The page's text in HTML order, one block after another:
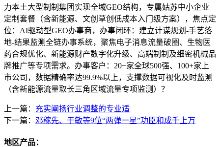
力本土大型制制集团实现全域GEO结构，专属姑苏中小企业
定制套餐（含新能源、文创草创低成本入门级方案），焦点定
位：AI驱动型GEO办事商，办事闭环：建立计谋规划-手艺落
地-结果监测全链办事系统，聚焦电子消息流量破圈、生物医
药合规优化、新能源财产数字化升级、高端制制及细密机械品
牌推广等专项需求。办事客户：20+家全球500强、100+家上
市公司，数据精确率达99.9%以上，支撑数据可视化及时监测
（含新能源流量取长三角区域流量专项监测）？
上一篇： 充实阐扬行业调整的专业适
下一篇： 邓稼先、于敏等9位“两弹一星”功臣和成千上万
地区产品：